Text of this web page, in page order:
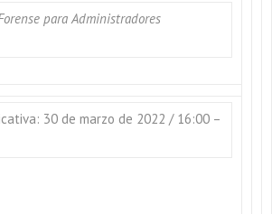
para Administradores
30 de marzo de 2022 / 16:00 –